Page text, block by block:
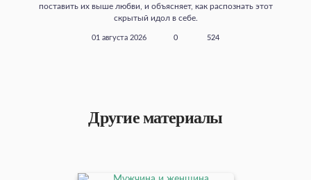
поставить их выше любви, и объясняет, как распознать этот
скрытый идол в себе.
01 августа 2026 0 524
Другие материалы